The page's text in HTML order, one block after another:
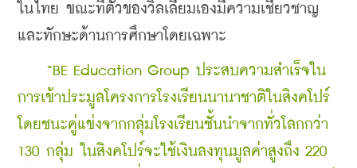
ในไทย ขณะที่ตัวของวิลเลียมเองมีความเชี่ยวชาญ
และทักษะด้านการศึกษาโดยเฉพาะ
“BE Education Group ประสบความสำเร็จใน
การเข้าประมูลโครงการโรงเรียนนานาชาติในสิงคโปร์
โดยชนะคู่แข่งจากกลุ่มโรงเรียนชั้นนำจากทั่วโลกกว่า
130 กลุ่ม ในสิงคโปร์จะใช้เงินลงทุนมูลค่าสูงถึง 220